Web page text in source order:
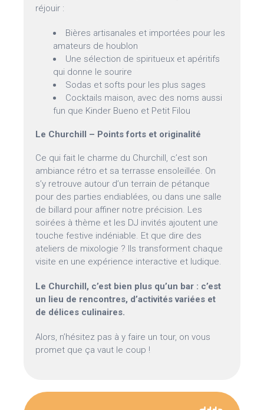
réjouir :
Bières artisanales et importées pour les
amateurs de houblon
Une sélection de spiritueux et apéritifs
qui donne le sourire
Sodas et softs pour les plus sages
Cocktails maison, avec des noms aussi
fun que Kinder Bueno et Petit Filou
Le Churchill – Points forts et originalité
Ce qui fait le charme du Churchill, c’est son
ambiance rétro et sa terrasse ensoleillée. On
s’y retrouve autour d’un terrain de pétanque
pour des parties endiablées, ou dans une salle
de billard pour affiner notre précision. Les
soirées à thème et les DJ invités ajoutent une
touche festive indéniable. Et que dire des
ateliers de mixologie ? Ils transforment chaque
visite en une expérience interactive et ludique.
Le Churchill, c’est bien plus qu’un bar : c’est
un lieu de rencontres, d’activités variées et
de délices culinaires.
Alors, n’hésitez pas à y faire un tour, on vous
promet que ça vaut le coup !